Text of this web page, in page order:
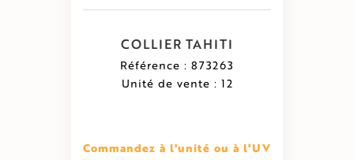
COLLIER TAHITI
Référence : 873263
Unité de vente : 12
Commandez à l'unité ou à l'UV